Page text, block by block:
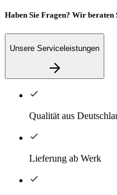
Haben Sie Fragen? Wir beraten
Unsere Serviceleistungen
Qualität aus
Lieferung ab Werk